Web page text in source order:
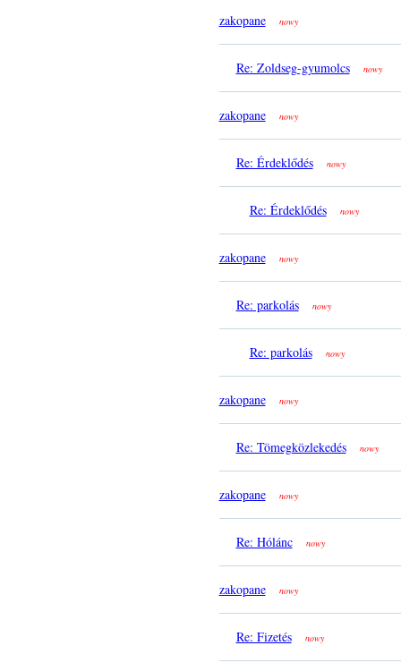
zakopane nowy
Re: Zoldseg-gyumolcs nowy
zakopane nowy
Re: Érdeklődés nowy
Re: Érdeklődés nowy
zakopane nowy
Re: parkolás nowy
Re: parkolás nowy
zakopane nowy
Re: Tömegközlekedés nowy
zakopane nowy
Re: Hólánc nowy
zakopane nowy
Re: Fizetés nowy